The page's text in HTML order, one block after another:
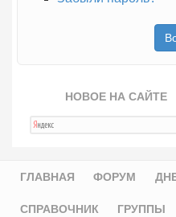
НОВОЕ НА САЙТЕ
Главное меню
ГЛАВНАЯ ФОРУМ
СПРАВОЧНИК ГРУППЫ